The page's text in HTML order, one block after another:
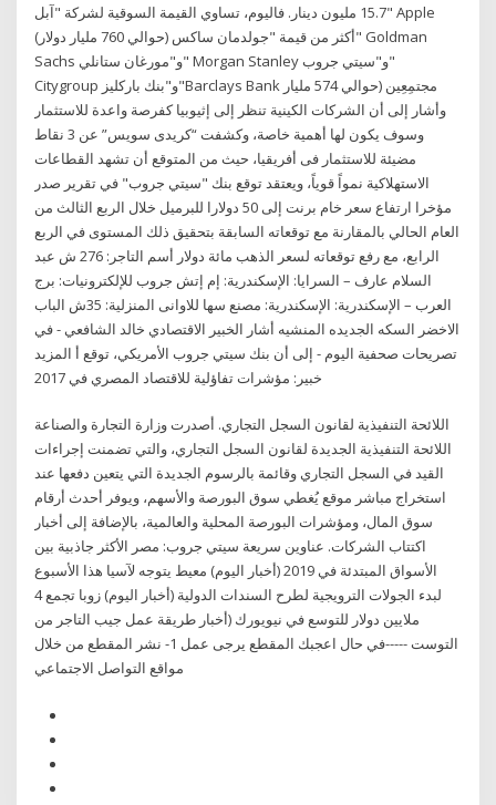
15.7 مليون دينار. فاليوم، تساوي القيمة السوقية لشركة "آبل" Apple
(حوالي 760 مليار دولار) أكثر من قيمة "جولدمان ساكس" Goldman
Sachs و"مورغان ستانلي" Morgan Stanley و"سيتي جروب"
Citygroup و"بنك باركليز"Barclays Bank مجتمِعِين (حوالي 574 مليار
وأشار إلى أن الشركات الكينية تنظر إلى إثيوبيا كفرصة واعدة للاستثمار
وسوف يكون لها أهمية خاصة، وكشفت “كريدى سويس” عن 3 نقاط
مضيئة للاستثمار فى أفريقيا، حيث من المتوقع أن تشهد القطاعات
الاستهلاكية نمواً قوياً، ويعتقد توقع بنك "سيتي جروب" في تقرير صدر
مؤخرا ارتفاع سعر خام برنت إلى 50 دولارا للبرميل خلال الربع الثالث من
العام الحالي بالمقارنة مع توقعاته السابقة بتحقيق ذلك المستوى في الربع
الرابع، مع رفع توقعاته لسعر الذهب مائة دولار أسم التاجر: 276 ش عبد
السلام عارف – السرايا: الإسكندرية: إم إتش جروب للإلكترونيات: برج
العرب – الإسكندرية: الإسكندرية: مصنع سها للاوانى المنزلية: 35ش الباب
الاخضر السكه الجديده المنشيه أشار الخبير الاقتصادي خالد الشافعي - في
تصريحات صحفية اليوم - إلى أن بنك سيتي جروب الأمريكي، توقع أ المزيد
خبير: مؤشرات تفاؤلية للاقتصاد المصري في 2017
اللائحة التنفيذية لقانون السجل التجاري. أصدرت وزارة التجارة والصناعة
اللائحة التنفيذية الجديدة لقانون السجل التجاري، والتي تضمنت إجراءات
القيد في السجل التجاري وقائمة بالرسوم الجديدة التي يتعين دفعها عند
استخراج مباشر موقع يُغطي سوق البورصة والأسهم، ويوفر أحدث أرقام
سوق المال، ومؤشرات البورصة المحلية والعالمية، بالإضافة إلى أخبار
اكتتاب الشركات. عناوين سريعة سيتي جروب: مصر الأكثر جاذبية بين
الأسواق المبتدئة في 2019 (أخبار اليوم) معيط يتوجه لآسيا هذا الأسبوع
لبدء الجولات الترويجية لطرح السندات الدولية (أخبار اليوم) زوبا تجمع 4
ملايين دولار للتوسع في نيويورك (أخبار طريقة عمل جيب التاجر من
التوست -----في حال اعجبك المقطع يرجى عمل 1- نشر المقطع من خلال
مواقع التواصل الاجتماعي